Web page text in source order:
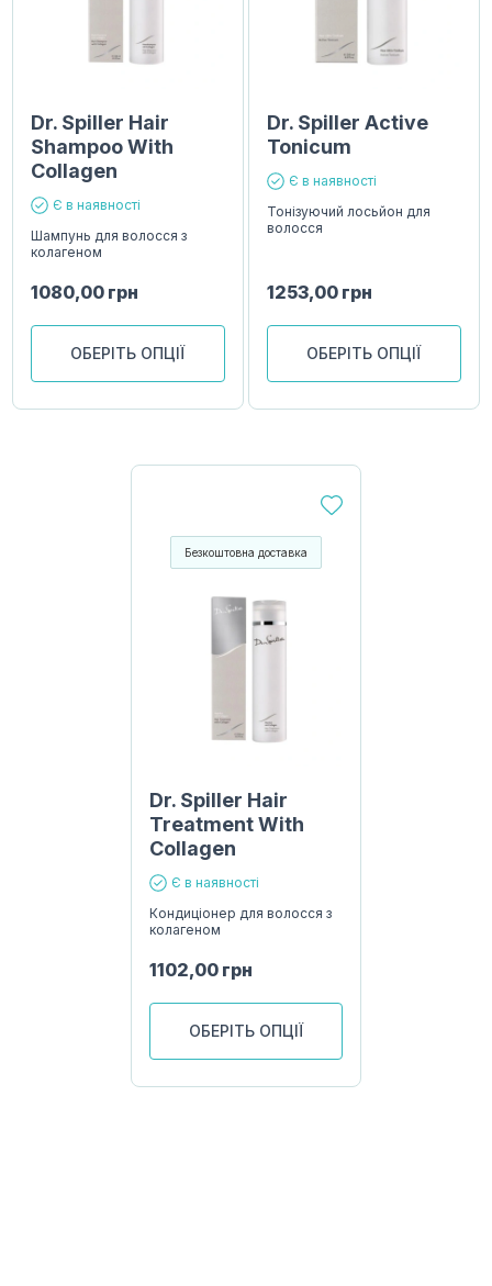
Dr. Spiller Hair
Shampoo With
Collagen
Є в наявності
Шампунь для волосся з
колагеном
1080,00 грн
ОБЕРІТЬ ОПЦІЇ
Dr. Spiller Active
Tonicum
Є в наявності
Тонізуючий лосьйон для
волосся
1253,00 грн
ОБЕРІТЬ ОПЦІЇ
Безкоштовна доставка
Dr. Spiller Hair
Treatment With
Collagen
Є в наявності
Кондиціонер для волосся з
колагеном
1102,00 грн
ОБЕРІТЬ ОПЦІЇ